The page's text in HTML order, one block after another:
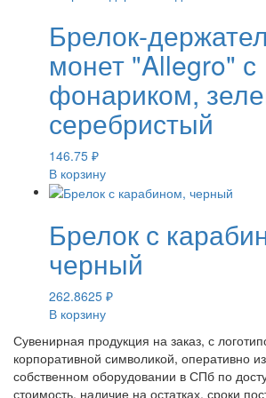
Брелок-
монет "Allegro" с
фонариком,
серебристый
146.75 ₽
В корзину
Брелок с
черный
262.8625 ₽
В корзину
Сувенирная продукция на заказ, с
корпоративной символикой, оперативно
собственном оборудовании в СПб по
стоимость, наличие на остатках, сроки